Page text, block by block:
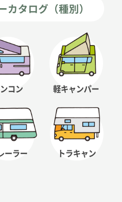
カタログ（種別）
コン 軽キャンパー
ーラー トラキャン